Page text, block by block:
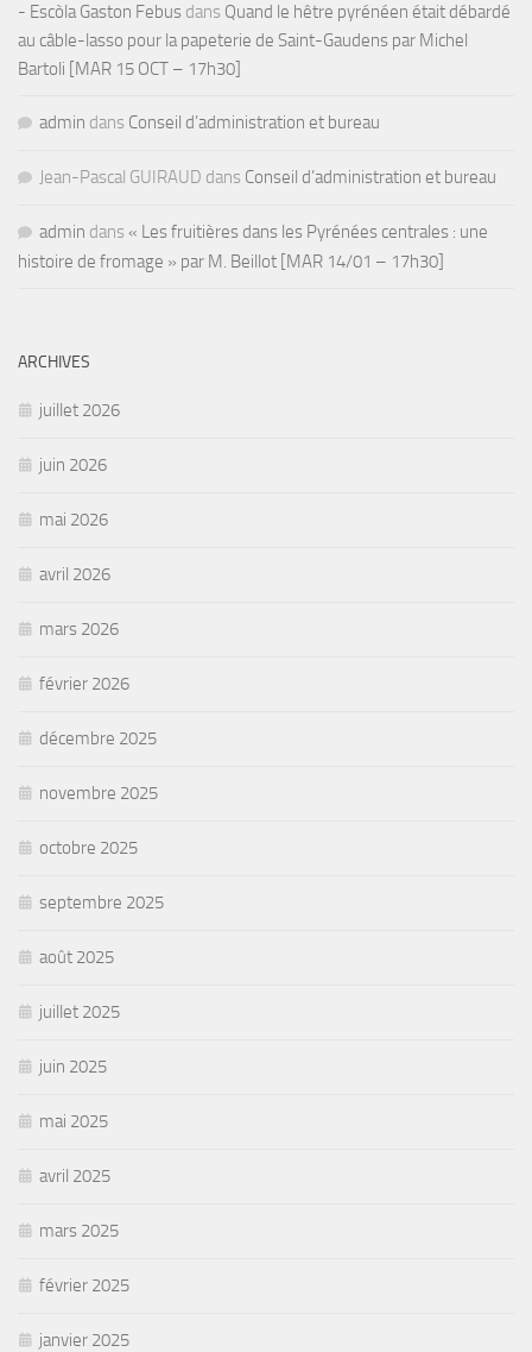
- Escòla Gaston Febus dans Quand le hêtre pyrénéen était débardé
au câble-lasso pour la papeterie de Saint-Gaudens par Michel
Bartoli [MAR 15 OCT – 17h30]
admin dans Conseil d’administration et bureau
Jean-Pascal GUIRAUD dans Conseil d’administration et bureau
admin dans « Les fruitières dans les Pyrénées centrales : une
histoire de fromage » par M. Beillot [MAR 14/01 – 17h30]
ARCHIVES
juillet 2026
juin 2026
mai 2026
avril 2026
mars 2026
février 2026
décembre 2025
novembre 2025
octobre 2025
septembre 2025
août 2025
juillet 2025
juin 2025
mai 2025
avril 2025
mars 2025
février 2025
janvier 2025